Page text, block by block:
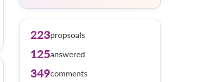
223propsoals
125answered
349comments